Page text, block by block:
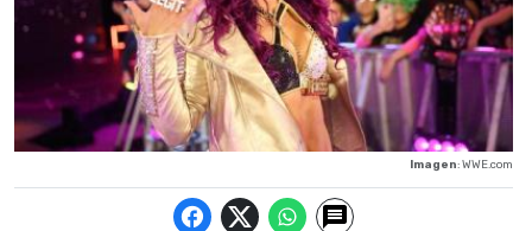
Imagen: WWE.com